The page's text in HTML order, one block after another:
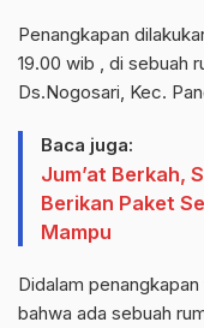
Penangkapan
19.00 wib , di sebuah
Ds.Nogosari, Kec.
Baca juga:
Jum’at Berkah,
Berikan Paket
Mampu
Didalam
bahwa ada sebuah